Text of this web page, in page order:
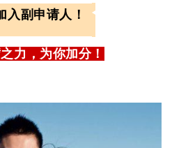
入副申请人！
力，为你加分！